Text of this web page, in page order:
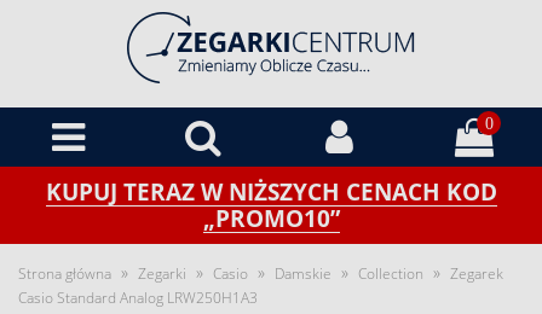
0
KUPUJ TERAZ W NIŻSZYCH CENACH KOD
„PROMO10”
Strona główna » Zegarki » Casio » Damskie » Collection » Zegarek
Casio Standard Analog LRW250H1A3